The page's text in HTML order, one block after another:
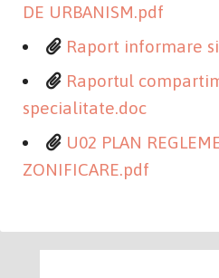
DE URBANISM.pdf
Raport informare
Raportul
specialitate.doc
U02 PLAN
ZONIFICARE.pdf